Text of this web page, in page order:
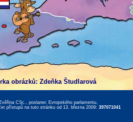
obrázků: Zdeňka Študlarová
CSc., poslanec Evropského parlamentu,
přístupů na tuto stránku od 13. března 2009: 397071041